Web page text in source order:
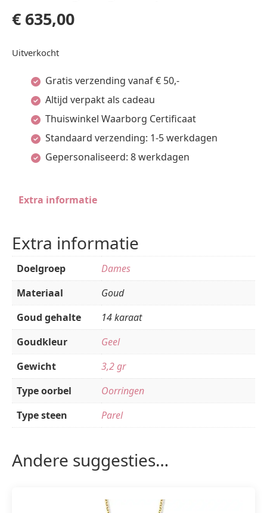
€ 635,00
Uitverkocht
Gratis verzending vanaf € 50,-
Altijd verpakt als cadeau
Thuiswinkel Waarborg Certificaat
Standaard verzending: 1-5 werkdagen
Gepersonaliseerd: 8 werkdagen
Extra informatie
Extra informatie
Doelgroep
Dames
Materiaal
Goud
Goud gehalte
14 karaat
Goudkleur
Geel
Gewicht
3,2 gr
Type oorbel
Oorringen
Type steen
Parel
Andere suggesties…